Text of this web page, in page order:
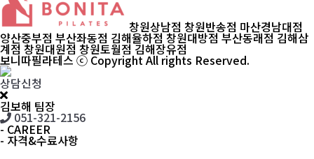
창원상남점 창원반송점 마산경남대점
양산중부점 부산좌동점 김해율하점창원대방점부산동래점김해삼
계점 창원대원점 창원토월점 김해장유점
보니따필라테스 ⓒ Copyright All rights Reserved.
상담신청
김보해 팀장
051-321-2156
- CAREER
- 자격&수료사항